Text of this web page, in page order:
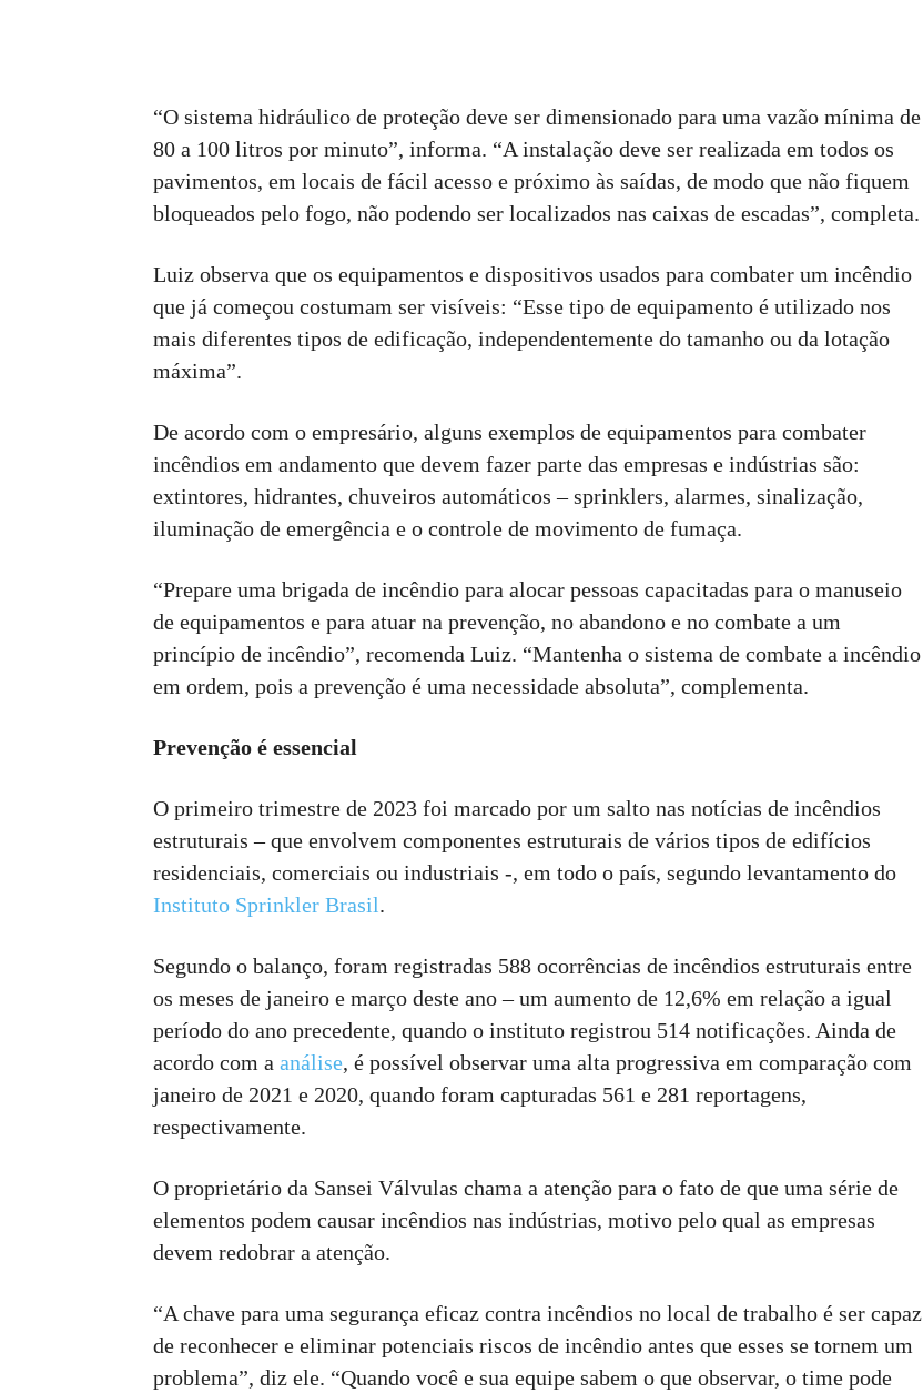
“O sistema hidráulico de proteção deve ser dimensionado para uma vazão mínima de
80 a 100 litros por minuto”, informa. “A instalação deve ser realizada em todos os
pavimentos, em locais de fácil acesso e próximo às saídas, de modo que não fiquem
bloqueados pelo fogo, não podendo ser localizados nas caixas de escadas”, completa.
Luiz observa que os equipamentos e dispositivos usados para combater um incêndio
que já começou costumam ser visíveis: “Esse tipo de equipamento é utilizado nos
mais diferentes tipos de edificação, independentemente do tamanho ou da lotação
máxima”.
De acordo com o empresário, alguns exemplos de equipamentos para combater
incêndios em andamento que devem fazer parte das empresas e indústrias são:
extintores, hidrantes, chuveiros automáticos – sprinklers, alarmes, sinalização,
iluminação de emergência e o controle de movimento de fumaça.
“Prepare uma brigada de incêndio para alocar pessoas capacitadas para o manuseio
de equipamentos e para atuar na prevenção, no abandono e no combate a um
princípio de incêndio”, recomenda Luiz. “Mantenha o sistema de combate a incêndio
em ordem, pois a prevenção é uma necessidade absoluta”, complementa.
Prevenção é essencial
O primeiro trimestre de 2023 foi marcado por um salto nas notícias de incêndios
estruturais – que envolvem componentes estruturais de vários tipos de edifícios
residenciais, comerciais ou industriais -, em todo o país, segundo levantamento do
Instituto Sprinkler Brasil.
Segundo o balanço, foram registradas 588 ocorrências de incêndios estruturais entre
os meses de janeiro e março deste ano – um aumento de 12,6% em relação a igual
período do ano precedente, quando o instituto registrou 514 notificações. Ainda de
acordo com a análise, é possível observar uma alta progressiva em comparação com
janeiro de 2021 e 2020, quando foram capturadas 561 e 281 reportagens,
respectivamente.
O proprietário da Sansei Válvulas chama a atenção para o fato de que uma série de
elementos podem causar incêndios nas indústrias, motivo pelo qual as empresas
devem redobrar a atenção.
“A chave para uma segurança eficaz contra incêndios no local de trabalho é ser capaz
de reconhecer e eliminar potenciais riscos de incêndio antes que esses se tornem um
problema”, diz ele. “Quando você e sua equipe sabem o que observar, o time pode